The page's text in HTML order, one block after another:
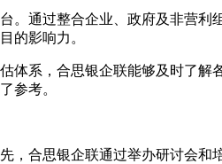
通过整合企业、政府及非营
的影响力。
系，合思银企联能够及时了
参考。
合思银企联通过举办研讨会